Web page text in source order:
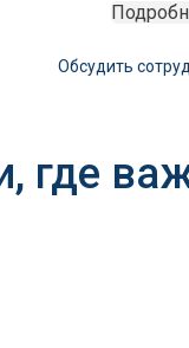
Обсудить
где